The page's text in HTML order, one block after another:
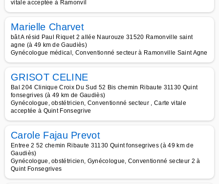
vitale acceptée à Ramonvil
Marielle Charvet
bât A résid Paul Riquet 2 allée Naurouze 31520 Ramonville saint
agne (à 49 km de Gaudiès)
Gynécologue médical, Conventionné secteur à Ramonville Saint Agne
GRISOT CELINE
Bal 204 Clinique Croix Du Sud 52 Bis chemin Ribaute 31130 Quint
fonsegrives (à 49 km de Gaudiès)
Gynécologue, obstétricien, Conventionné secteur , Carte vitale
acceptée à Quint Fonsegrive
Carole Fajau Prevot
Entree 2 52 chemin Ribaute 31130 Quint fonsegrives (à 49 km de
Gaudiès)
Gynécologue, obstétricien, Gynécologue, Conventionné secteur 2 à
Quint Fonsegrives